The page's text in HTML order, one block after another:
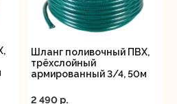
Шланг поливочный ПВХ,
трёхслойный
армированный 3/4, 50м
2 490 p.